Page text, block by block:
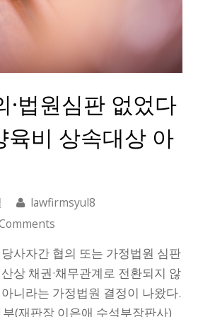
·법원심판 없었다
육비 상속대상 아
lawfirmsyul8
사자간 협의 또는 가정법원 심판
상 채권·채무관계로 전환되지 않
니라는 가정법원 결정이 나왔다.
(재판장 이은애 수석부장판사)